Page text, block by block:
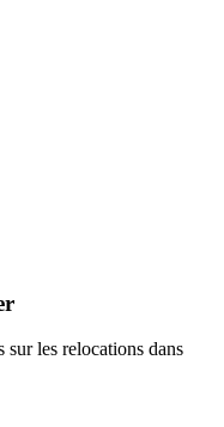
sur les relocations dans